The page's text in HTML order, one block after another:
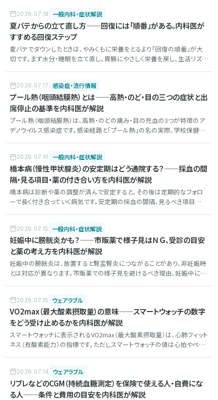
2026.07.18 一般内科・症状解説
夏バテからの立て直し方——回復には「順番」がある。内科医が
すすめる回復ステップ
夏バテでダウンしたときは、やみくもに栄養をとるより「回復の順番」が大
切です。まず水分・睡眠を立て直し、胃腸にやさしく栄養を戻し、生活リズム
2026.07.17 感染症・流行情報
プール熱（咽頭結膜熱）とは——高熱・のど・目の三つの症状と出
席停止の基準を内科医が解説
プール熱（咽頭結膜熱）は、高熱・のどの痛み・目の充血の3つが特徴のア
デノウイルス感染症です。感染経路と「プール熱」の名の実際、学校保健安
2026.07.16 一般内科・症状解説
橋本病（慢性甲状腺炎）の安定期はどう通院する？——採血の間
隔・見る項目・薬の付き合い方を内科医が解説
橋本病は診断や薬の調整が済んで安定すると、その後は定期的なフォロ
ーで長く付き合っていく病気です。安定期の採血の間隔、見るべき項目
2026.07.15 一般内科・症状解説
妊娠中に膀胱炎かも？——市販薬で様子見はＮＧ、受診の目安
と薬の考え方を内科医が解説
妊娠中の膀胱炎は、放置すると腎盂腎炎につながることがあり、非妊娠時
とは対応が異なります。市販薬での様子見を避けるべき理由、妊娠中に使
2026.07.15 ウェアラブル
VO2max（最大酸素摂取量）の意味——スマートウォッチの数字
をどう受け止めるかを内科医が解説
スマートウォッチに表示されるVO2max（最大酸素摂取量）は、心肺フィット
ネス（有酸素能力）の指標です。ただしスマートウォッチの値は心拍やペー
診の目安を内科医が解説しました。
2026.07.14 ウェアラブル
リブレなどのCGM（持続血糖測定）を保険で使える人・自費にな
る人——条件と費用の目安を内科医が解説